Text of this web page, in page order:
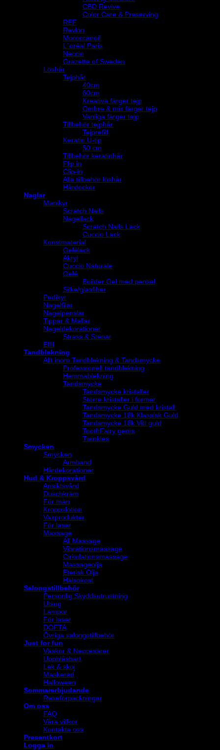
CBD Revive
Color Care & Preserving
REF
Revlon
Moroccanoil
L´oréal Paris
Neccin
Grazette of Sweden
Löshår
Tejphår
40cm
60cm
Kreativa färger tejp
Ombre & mix färger tejp
Vanliga färger tejp
Tillbehör tejphår
Tejprefill
Keratin U-tip
50 cm
Tillbehör keratinhår
Flip in
Clip-in
Alla tillbehör löshår
Hårdockor
Naglar
Manikyr
Scratch Nails
Nagellack
Scratch Nails Lack
Cuccio Lack
Konstmaterial
Gelélack
Akryl
Cuccio Naturale
Gelé
Builder Gel med pensel
Silke/glasfiber
Pedikyr
Nagelfilar
Nagelpenslar
Tippar & Mallar
Nageldekorationer
Strass & Stenar
Elfil
Tandblekning
Allt inom Tandblekning & Tandsmycke
Professionell tandblekning
Hemmablekning
Tandsmycke
Tandsmycke kristaller
Större kristaller i former
Tandsmycke Guld med kristall
Tandsmycke 18k Klassisk Guld
Tandsmycke 18k Vitt guld
ToothFairy gems
Twinkles
Smycken
Smycken
Armband
Hårdekorationer
Hud & Kroppsvård
Ansiktsvård
Duschkräm
För män
Kroppslotion
Vaxprodukter
För laser
Massage
All Massage
Vibrationsmassage
Cirkulationsmassage
Massageolja
Eterisk Olja
Hälsokost
Salongstillbehör
Personlig Skyddsutrustning
Utsug
Lampor
För laser
DOFTA
Övriga salongstillbehör
Just for fun
Väskor & Neccesärer
Uppblåsbart
Lek & skoj
Maskerad
Halloween
Sommarerbjudande
Reseförpackningar
Om oss
FAQ
Våra villkor
Kontakta oss
Presentkort
Logga in